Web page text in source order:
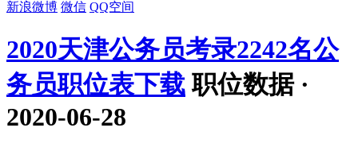
新浪微博 微信 QQ空间
2020天津公务员考录2242名公
务员职位表下载 职位数据 ·
2020-06-28